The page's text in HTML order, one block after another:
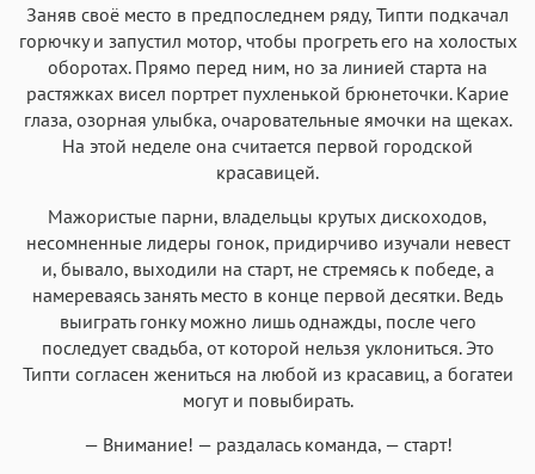
Заняв своё место в предпоследнем ряду, Типти подкачал
горючку и запустил мотор, чтобы прогреть его на холостых
оборотах. Прямо перед ним, но за линией старта на
растяжках висел портрет пухленькой брюнеточки. Карие
глаза, озорная улыбка, очаровательные ямочки на щеках.
На этой неделе она считается первой городской
красавицей.
Мажористые парни, владельцы крутых дискоходов,
несомненные лидеры гонок, придирчиво изучали невест
и, бывало, выходили на старт, не стремясь к победе, а
намереваясь занять место в конце первой десятки. Ведь
выиграть гонку можно лишь однажды, после чего
последует свадьба, от которой нельзя уклониться. Это
Типти согласен жениться на любой из красавиц, а богатеи
могут и повыбирать.
— Внимание! — раздалась команда, — старт!